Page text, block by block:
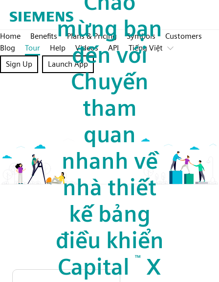
Home Benefits Plans & Pricing Symbols
Customers
Blog
Tour Help Videos API
Tiếng Việt
Sign Up
Launch App
mừng bạn
đến với
Chuyến
tham
quan
nhanh về
nhà thiết
kế bảng
điều khiển
Capital
™ X